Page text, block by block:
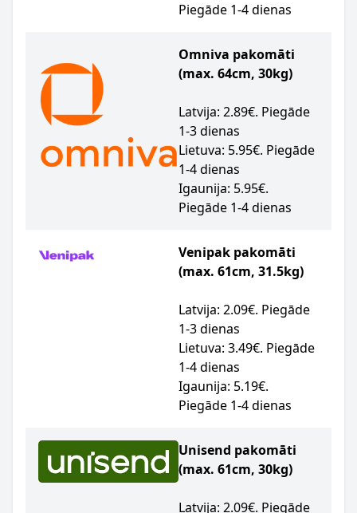
Piegāde 1-4 dienas
Omniva pakomāti
(max. 64cm, 30kg)
Latvija: 2.89€. Piegāde
1-3 dienas
Lietuva: 5.95€. Piegāde
1-4 dienas
Igaunija: 5.95€.
Piegāde 1-4 dienas
Venipak pakomāti
(max. 61cm, 31.5kg)
Latvija: 2.09€. Piegāde
1-3 dienas
Lietuva: 3.49€. Piegāde
1-4 dienas
Igaunija: 5.19€.
Piegāde 1-4 dienas
Unisend pakomāti
(max. 61cm, 30kg)
Latvija: 2.09€. Piegāde